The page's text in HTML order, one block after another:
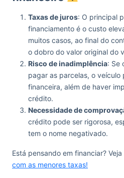
Taxas de juros: O principal
financiamento é o custo
muitos casos, ao final do
o dobro do valor original do
Risco de inadimplência: Se
pagar as parcelas, o veículo
financeira, além de haver
crédito.
Necessidade de
crédito pode ser rigorosa,
tem o nome negativado.
Está pensando em financiar?
com as menores taxas!